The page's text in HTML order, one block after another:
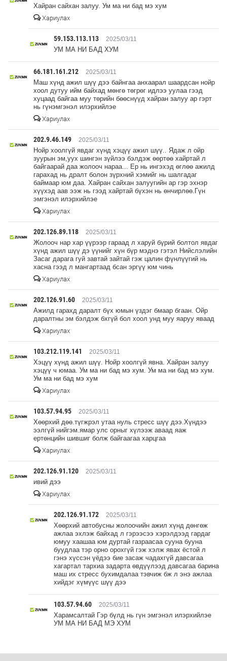
Хайран сайхан залуу. Ум ма ни бад мэ хум
Хариулах
59.153.113.113 2025/03/11
УМ МА НИ БАД ХУМ
66.181.161.212 2025/03/11
Маш хүнд ажил шүү дээ байнгаа анхаарал шаардсан нойр
хоол дутуу ийм байхад мөнгө төгрөг идлээ уулаа гээд
хуцаад байгаа муу төрийн бөөснүүд хайран залуу ар гэрт
нь гүнэмгэнэл илэрхийлэе
Хариулах
202.9.46.149 2025/03/11
Нойр хоолгүй явдаг хүнд хэцүү ажил шүү.. Ядаж л ойр
зуурын эм,уух шингэн зүйлээ бэлдэж өөртөө хайртай л
байгаарай даа жолооч нараа... Ер нь ингэхэд өглөө ажилд
гарахад нь дралт болон зүрхний хэмийг нь шалгадаг
баймаар юм даа. Хайран сайхан залуугийн ар гэр эхнэр
хүүхэд аав ээж нь гээд хайртай бүхэн нь өнчирлөө.Гүн
эмгэнэл илэрхийлэе
Хариулах
202.126.89.118 2025/03/11
Жолооч нар хар үүрээр гараад л харуй бүрий болтол явдаг
хүнд ажил шүү дэ үүнийг хүн бүр мэднэ гэтэл Нийслэлийн
Засаг дарага гуй завтай зайтай гэж цалин фүнлүүгий нь
хасна гээд л мангартаад бсан эргүү юм чинь
Хариулах
202.126.91.60 2025/03/11
Ажилд гарахд даралт бүх юмын үздэг бмаар бгаан. Ойр
даралтны эм бэлдэж бхгүй бол хоол унд муу яаруу яваад
Хариулах
103.212.119.141 2025/03/11
Хэцүү хүнд ажил шүү. Нойр хоолгүй явна. Хайран залуу
хэцүү ч юмаа. Ум ма ни бад мэ хум. Ум ма ни бад мэ хум.
Ум ма ни бад мэ хум
Хариулах
103.57.94.95 2025/03/11
Хөөрхий дөө.түгжрэл утаа нуль стресс шүү дээ.Хүндээ
ээлгүй нийгэм.ямар улс орныг хүлээж аваад яаж
ертөнцийн шившиг болж байгаагаа харцгаа
Хариулах
202.126.91.120 2025/03/11
ивий дээ
Хариулах
202.126.91.172 2025/03/11
Хөөрхий автобусны жолоочийн ажил хүнд дөнгөж
ажлаа эхлэж байхад л гэрээсээ хэрэлдээд гардаг
юмуу хаашаа юм дуртай газраасаа сууна бууна
буудлаа тэр орно орохгүй гэж хэлж явах ёстой л
гэнэ хүссэн үёдээ бие засаж чадахгүй давсагаа
хагартал тархиа задарта өвдүүлээд давсагаа барина
маш их стресс бухимдалаа тэвчиж бж л энэ ажлаа
хийдэг хүмүүс шүү дээ
103.57.94.60 2025/03/11
Харамсалтай Гэр бүлд нь гүн эмгэнэл илэрхийлэе
УМ МА НИ БАД МЭ ХУМ